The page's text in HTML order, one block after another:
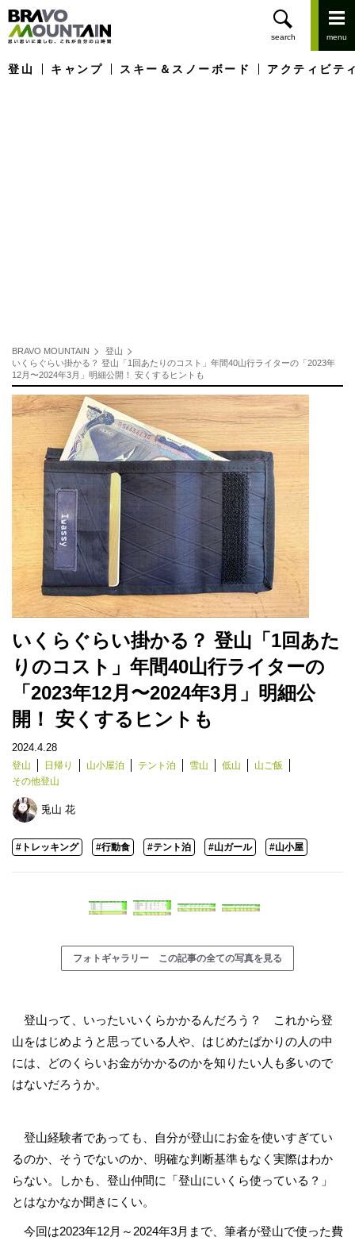
登山 キャンプ スキー＆スノーボード アクティビテ
BRAVO MOUNTAIN
登山
いくらぐらい掛かる？ 登山「1回あたりのコスト」年間40山行ライターの「2023年
12月〜2024年3月」明細公開！ 安くするヒントも
いくらぐらい掛かる？ 登山「1回あた
りのコスト」年間40山行ライターの
「2023年12月〜2024年3月」明細公
開！ 安くするヒントも
2024.4.28
登山 日帰り 山小屋泊 テント泊 雪山 低山
山ご飯
その他登山
兎山 花
#トレッキング #行動食 #テント泊 #山ガール #山小屋
フォトギャラリー この記事の全ての写真を見る
登山って、いったいいくらかかるんだろう？ これから登
山をはじめようと思っている人や、はじめたばかりの人の中
には、どのくらいお金がかかるのかを知りたい人も多いので
はないだろうか。
登山経験者であっても、自分が登山にお金を使いすぎてい
るのか、そうでないのか、明確な判断基準もなく実際はわか
らない。しかも、登山仲間に「登山にいくら使っている？」
とはなかなか聞きにくい。
今回は2023年12月～2024年3月まで、筆者が登山で使った費